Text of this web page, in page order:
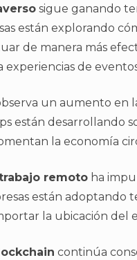
sigue ganando
están explorando
de manera más
experiencias de
un aumento en
están desarrollando
la economía
remoto ha
están
la ubicación del
continúa